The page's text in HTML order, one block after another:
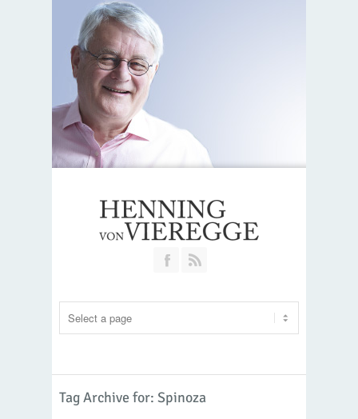
Join our Facebook Group
Tag Archive for: Spinoza